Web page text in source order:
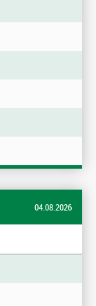
04.08.2026